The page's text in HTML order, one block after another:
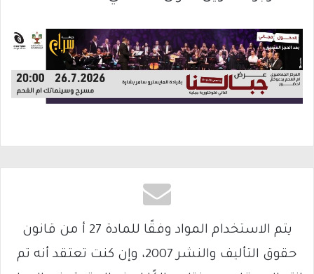
يتم الاستخدام المواد وفقًا للمادة 27 أ من قانون
حقوق التأليف والنشر 2007، وإن كنت تعتقد أنه تم